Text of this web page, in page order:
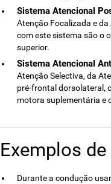
Sistema Atencional
Atenção Focalizada e
com este sistema são o
superior.
Sistema Atencional
Atenção Selectiva, da
pré-frontal dorsolateral,
motora suplementária e
Exemplos
Durante a condução